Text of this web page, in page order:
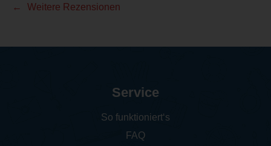
Weitere Rezensionen
Service
So funktioniert‘s
FAQ